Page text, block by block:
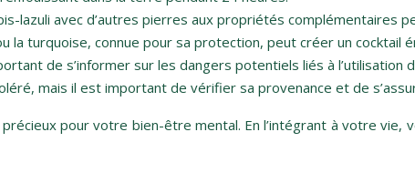
lazuli avec d’autres pierres aux propriétés complémentaires
la turquoise, connue pour sa protection, peut créer un cocktail
de s’informer sur les dangers potentiels liés à l’utilisation
mais il est important de vérifier sa provenance et de
pour votre bien-être mental. En l’intégrant à votre